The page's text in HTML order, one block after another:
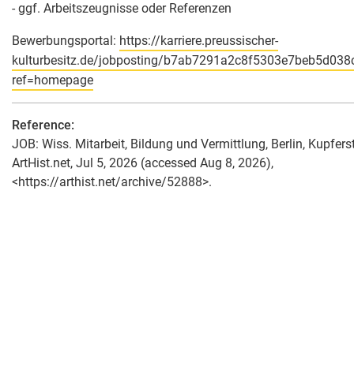
- ggf. Arbeitszeugnisse oder Referenzen
Bewerbungsportal: https://karriere.preussischer-
kulturbesitz.de/jobposting/
ref=homepage
Reference:
JOB: Wiss. Mitarbeit, Bildung und Vermittlung, Berlin,
ArtHist.net, Jul 5, 2026 (accessed Aug 8, 2026),
<https://arthist.net/archive/52888>.